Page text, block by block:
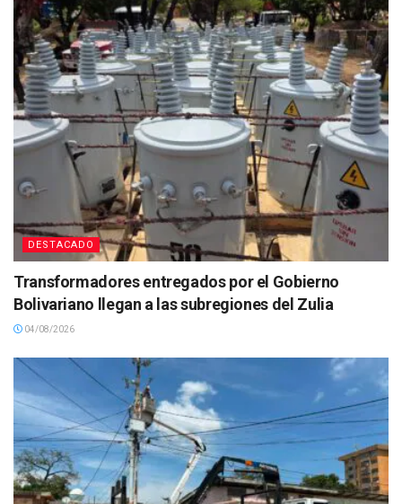
DESTACADO
Transformadores entregados por el Gobierno
Bolivariano llegan a las subregiones del Zulia
04/08/2026